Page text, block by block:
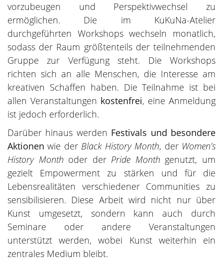
vorzubeugen und Perspektivwechsel zu
ermöglichen. Die im KuKuNa-Atelier
durchgeführten Workshops wechseln monatlich,
sodass der Raum größtenteils der teilnehmenden
Gruppe zur Verfügung steht. Die Workshops
richten sich an alle Menschen, die Interesse am
kreativen Schaffen haben. Die Teilnahme ist bei
allen Veranstaltungen kostenfrei, eine Anmeldung
ist jedoch erforderlich.
Darüber hinaus werden Festivals und besondere
Aktionen wie der Black History Month, der Women’s
History Month oder der Pride Month genutzt, um
gezielt Empowerment zu stärken und für die
Lebensrealitäten verschiedener Communities zu
sensibilisieren. Diese Arbeit wird nicht nur über
Kunst umgesetzt, sondern kann auch durch
Seminare oder andere Veranstaltungen
unterstützt werden, wobei Kunst weiterhin ein
zentrales Medium bleibt.